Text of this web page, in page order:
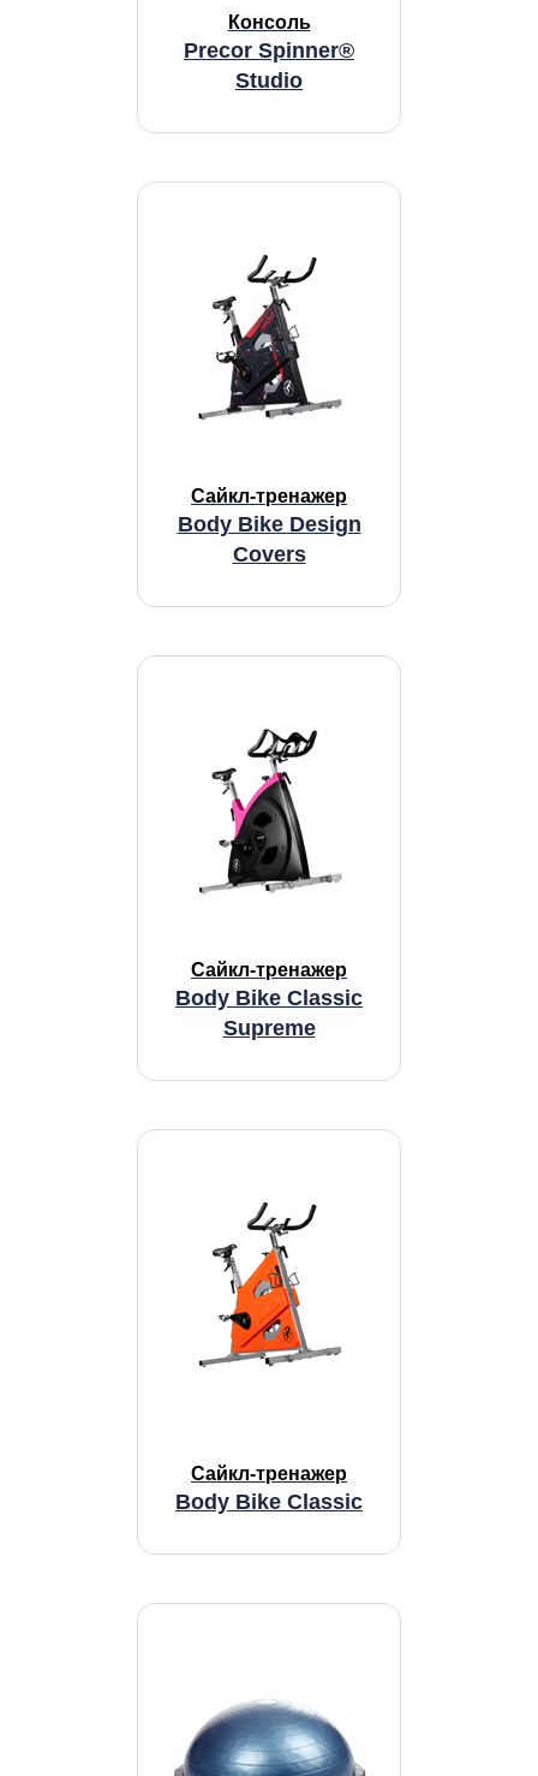
Консоль
Precor Spinner®
Studio
Сайкл-тренажер
Body Bike Design
Covers
Сайкл-тренажер
Body Bike Classic
Supreme
Сайкл-тренажер
Body Bike Classic